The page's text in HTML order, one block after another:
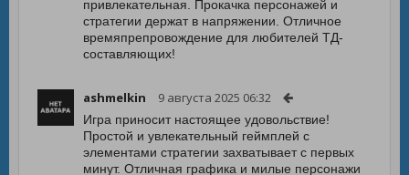
привлекательная. Прокачка персонажей и
стратегии держат в напряжении. Отличное
времяпрепровождение для любителей ТД-
составляющих!
ashmelkin 9 августа 2025 06:32
Игра приносит настоящее удовольствие!
Простой и увлекательный геймплей с
элементами стратегии захватывает с первых
минут. Отличная графика и милые персонажи